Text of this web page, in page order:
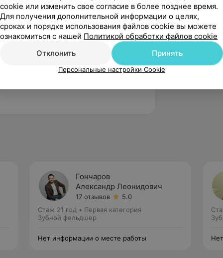
государственном медицинском
и профилактики
и полости рта» в Гродненском
терапевтических заболеваний
государственном медицинском
Гончаров
Александр Леонидович
17 отзывов
5.0
Стаж 21 год • Первая категория
Зубной фельдшер
Нет информации о месте работы
cookie или изменить свое согласие в более позднее время.
Для получения дополнительной информации о целях,
сроках и порядке использования файлов cookie вы можете
ознакомиться с нашей Политикой обработки файлов cookie
Отклонить
Принять
Персональные настройки Cookie